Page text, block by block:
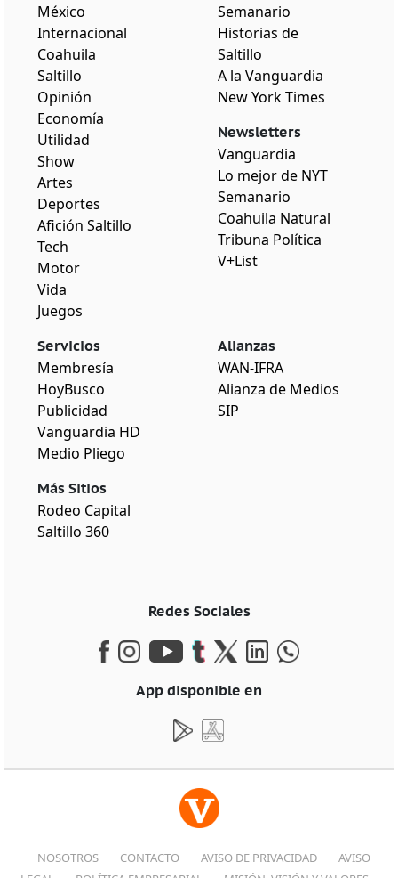
México
Internacional
Coahuila
Saltillo
Opinión
Economía
Utilidad
Show
Artes
Deportes
Afición Saltillo
Tech
Motor
Vida
Juegos
Semanario
Historias de
Saltillo
A la Vanguardia
New York Times
Newsletters
Vanguardia
Lo mejor de NYT
Semanario
Coahuila Natural
Tribuna Política
V+List
Servicios
Membresía
HoyBusco
Publicidad
Vanguardia HD
Medio Pliego
Más Sitios
Rodeo Capital
Saltillo 360
Alianzas
WAN-IFRA
Alianza de Medios
SIP
Redes Sociales
App disponible en
NOSOTROS CONTACTO AVISO DE PRIVACIDAD
AVISO